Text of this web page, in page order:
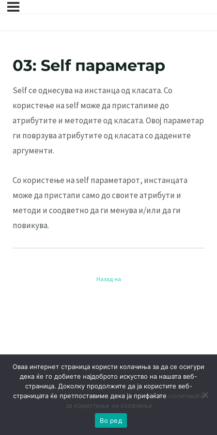
03: Self параметар
Self се однесува на инстанца од класата. Со
користење на self може да пристапиме до
атрибутите и методите од класата. Овој параметар
ги поврзува атрибутите од класата со дадените
аргументи.
Со користење на self параметарот, инстанцата
може да пристапи само до своите атрибути и
методи и соодветно да ги менува и/или да ги
повикува.
Назад на
Оваа интернет страница користи колачиња за да се осигури
дека ќе го добиете најдоброто искуство на нашата веб-
страница. Доколку продолжите да ја користите веб-
страницата ќе претпоставиме дека ја прифаќате политиката
за користење на колачиња
Во ред